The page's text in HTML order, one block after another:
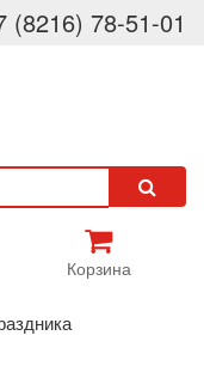
(8216) 78-51-01
Корзина